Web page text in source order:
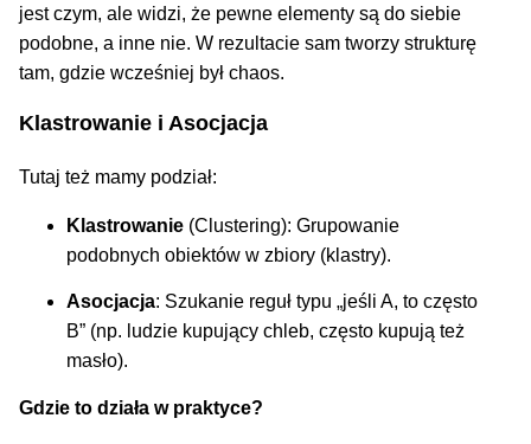
jest czym, ale widzi, że pewne elementy są do siebie
podobne, a inne nie. W rezultacie sam tworzy strukturę
tam, gdzie wcześniej był chaos.
Klastrowanie i Asocjacja
Tutaj też mamy podział:
Klastrowanie (Clustering): Grupowanie
podobnych obiektów w zbiory (klastry).
Asocjacja: Szukanie reguł typu „jeśli A, to często
B” (np. ludzie kupujący chleb, często kupują też
masło).
Gdzie to działa w praktyce?